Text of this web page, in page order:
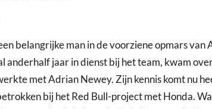
belangrijke man in de voorziene opmars van
anderhalf jaar in dienst bij het team, kwam
met Adrian Newey. Zijn kennis komt nu
bij het Red Bull-project met Honda.